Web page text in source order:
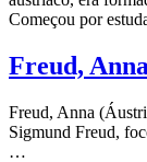
Começou por
Freud, Anna
Freud, Anna
Sigmund Freud,
…